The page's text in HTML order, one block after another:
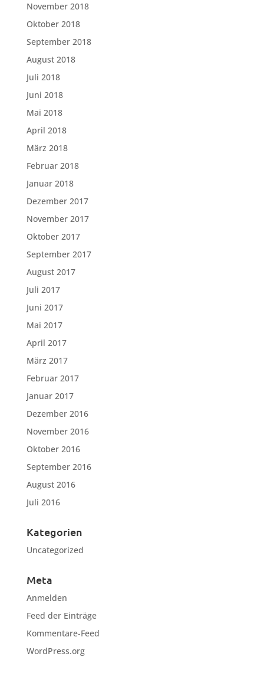
November 2018
Oktober 2018
September 2018
August 2018
Juli 2018
Juni 2018
Mai 2018
April 2018
März 2018
Februar 2018
Januar 2018
Dezember 2017
November 2017
Oktober 2017
September 2017
August 2017
Juli 2017
Juni 2017
Mai 2017
April 2017
März 2017
Februar 2017
Januar 2017
Dezember 2016
November 2016
Oktober 2016
September 2016
August 2016
Juli 2016
Kategorien
Uncategorized
Meta
Anmelden
Feed der Einträge
Kommentare-Feed
WordPress.org